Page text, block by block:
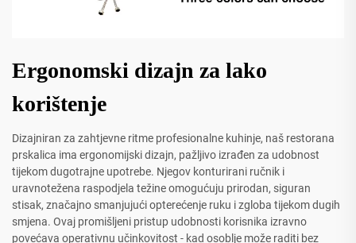
Ergonomski dizajn za lako
korištenje
Dizajniran za zahtjevne ritme profesionalne kuhinje, naš restorana
prskalica ima ergonomijski dizajn, pažljivo izrađen za udobnost
tijekom dugotrajne upotrebe. Njegov konturirani ručnik i
uravnotežena raspodjela težine omogućuju prirodan, siguran
stisak, značajno smanjujući opterećenje ruku i zgloba tijekom dugih
smjena. Ovaj promišljeni pristup udobnosti korisnika izravno
povećava operativnu učinkovitost - kad osoblje može raditi bez